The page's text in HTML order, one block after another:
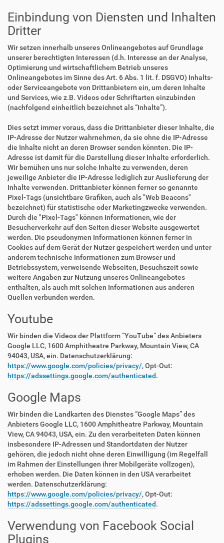
Einbindung von Diensten und Inhalten
Dritter
Wir setzen innerhalb unseres Onlineangebotes auf Grundlage
unserer berechtigten Interessen (d.h. Interesse an der Analyse,
Optimierung und wirtschaftlichem Betrieb unseres
Onlineangebotes im Sinne des Art. 6 Abs. 1 lit. f. DSGVO) Inhalts-
oder Serviceangebote von Drittanbietern ein, um deren Inhalte
und Services, wie z.B. Videos oder Schriftarten einzubinden
(nachfolgend einheitlich bezeichnet als “Inhalte”).
Dies setzt immer voraus, dass die Drittanbieter dieser Inhalte, die
IP-Adresse der Nutzer wahrnehmen, da sie ohne die IP-Adresse
die Inhalte nicht an deren Browser senden könnten. Die IP-
Adresse ist damit für die Darstellung dieser Inhalte erforderlich.
Wir bemühen uns nur solche Inhalte zu verwenden, deren
jeweilige Anbieter die IP-Adresse lediglich zur Auslieferung der
Inhalte verwenden. Drittanbieter können ferner so genannte
Pixel-Tags (unsichtbare Grafiken, auch als "Web Beacons"
bezeichnet) für statistische oder Marketingzwecke verwenden.
Durch die "Pixel-Tags" können Informationen, wie der
Besucherverkehr auf den Seiten dieser Website ausgewertet
werden. Die pseudonymen Informationen können ferner in
Cookies auf dem Gerät der Nutzer gespeichert werden und unter
anderem technische Informationen zum Browser und
Betriebssystem, verweisende Webseiten, Besuchszeit sowie
weitere Angaben zur Nutzung unseres Onlineangebotes
enthalten, als auch mit solchen Informationen aus anderen
Quellen verbunden werden.
Youtube
Wir binden die Videos der Plattform “YouTube” des Anbieters
Google LLC, 1600 Amphitheatre Parkway, Mountain View, CA
94043, USA, ein. Datenschutzerklärung:
https://www.google.com/policies/privacy/, Opt-Out:
https://adssettings.google.com/authenticated.
Google Maps
Wir binden die Landkarten des Dienstes “Google Maps” des
Anbieters Google LLC, 1600 Amphitheatre Parkway, Mountain
View, CA 94043, USA, ein. Zu den verarbeiteten Daten können
insbesondere IP-Adressen und Standortdaten der Nutzer
gehören, die jedoch nicht ohne deren Einwilligung (im Regelfall
im Rahmen der Einstellungen ihrer Mobilgeräte vollzogen),
erhoben werden. Die Daten können in den USA verarbeitet
werden. Datenschutzerklärung:
https://www.google.com/policies/privacy/, Opt-Out:
https://adssettings.google.com/authenticated.
Verwendung von Facebook Social
Plugins